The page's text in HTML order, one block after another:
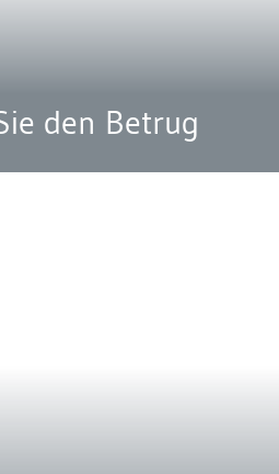
den Betrug